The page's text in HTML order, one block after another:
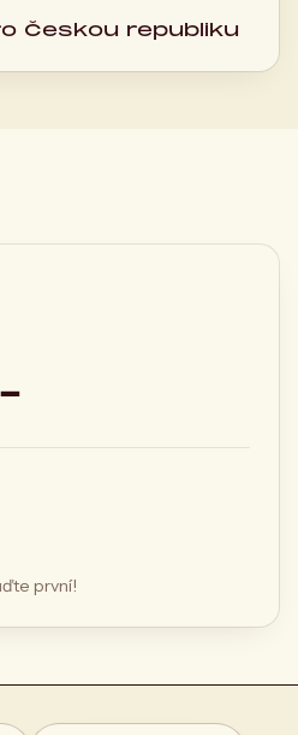
Českou republiku
—
první!